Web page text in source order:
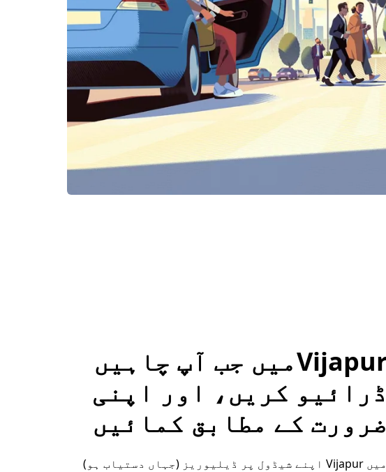
Vijapurمیں جب آپ چاہیں
ڈرائیو کریں، اور اپنی
ضرورت کے مطابق کمائیں
میں Vijapur اپنے شیڈول پر ڈیلیوریز (جہاں دستیاب ہو)